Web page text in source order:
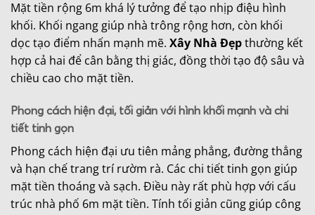
Mặt tiền rộng 6m khá lý tưởng để tạo nhịp điệu hình
khối. Khối ngang giúp nhà trông rộng hơn, còn khối
dọc tạo điểm nhấn mạnh mẽ. Xây Nhà Đẹpthường kết
hợp cả hai để cân bằng thị giác, đồng thời tạo độ sâu và
chiều cao cho mặt tiền.
Phong cách hiện đại, tối giản với hình khối mạnh và chi
tiết tinh gọn
Phong cách hiện đại ưu tiên mảng phẳng, đường thẳng
và hạn chế trang trí rườm rà. Các chi tiết tinh gọn giúp
mặt tiền thoáng và sạch. Điều này rất phù hợp với cấu
trúc nhà phố 6m mặt tiền. Tính tối giản cũng giúp công